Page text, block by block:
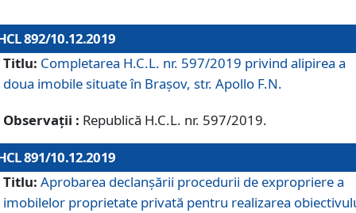
892/10.12.2019
Titlu: Completarea H.C.L. nr. 597/2019 privind alipirea a
doua imobile situate în Brașov, str. Apollo F.N.
Observații : Republică H.C.L. nr. 597/2019.
891/10.12.2019
Titlu: Aprobarea declanșării procedurii de expropriere a
imobilelor proprietate privată pentru realizarea